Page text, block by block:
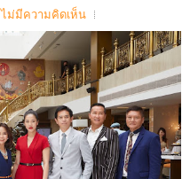
ไม่มีความคิดเห็น